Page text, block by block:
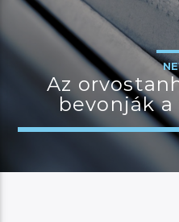
Title
Artist
JELENLEGI MŰSOR
MANNA
Az
bevonják